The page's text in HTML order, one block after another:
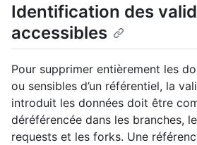
Identification des
accessibles
Pour supprimer entièrement les
ou sensibles d’un référentiel, la
introduit les données doit être
déréférencée dans les branches,
requests et les forks. Une